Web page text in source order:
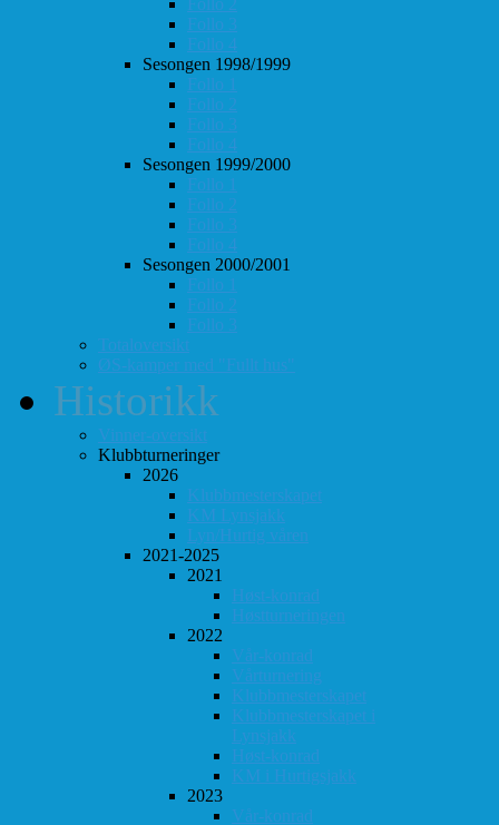
Follo 3
Follo 4
Sesongen 1998/1999
Follo 1
Follo 2
Follo 3
Follo 4
Sesongen 1999/2000
Follo 1
Follo 2
Follo 3
Follo 4
Sesongen 2000/2001
Follo 1
Follo 2
Follo 3
Totaloversikt
ØS-kamper med "Fullt hus"
Historikk
Vinner-oversikt
Klubbturneringer
2026
Klubbmesterskapet
KM Lynsjakk
Lyn/Hurtig våren
2021-2025
2021
Høst-konrad
Høstturneringen
2022
Vår-konrad
Vårturnering
Klubbmesterskapet
Klubbmesterskapet i
Lynsjakk
Høst-konrad
KM i Hurtigsjakk
2023
Vår-konrad